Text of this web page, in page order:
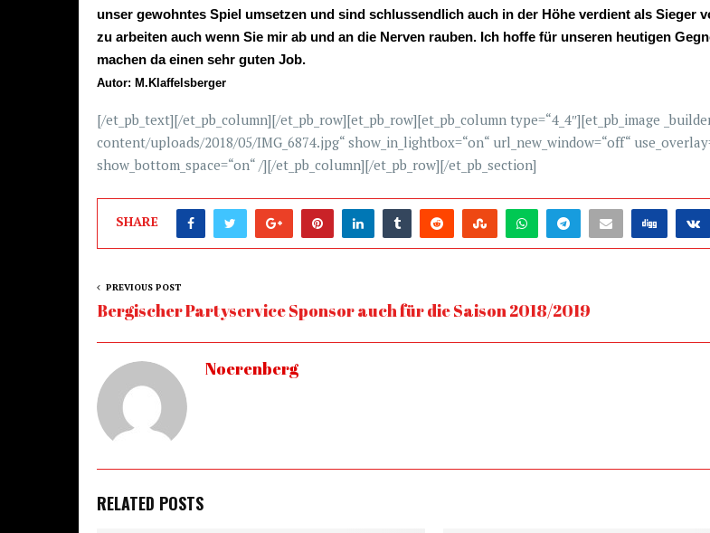
unser gewohntes Spiel umsetzen und sind schlussendlich auch in der Höhe verdient als Sieger
zu arbeiten auch wenn Sie mir ab und an die Nerven rauben. Ich hoffe für unseren heutigen
machen da einen sehr guten Job.
Autor: M.Klaffelsberger
[/et_pb_text][/et_pb_column][/et_pb_row][et_pb_row][et_pb_column type=“4_4″][et_pb_image
content/uploads/2018/05/IMG_6874.jpg“ show_in_lightbox=“on“ url_new_window=“off“
show_bottom_space=“on“ /][/et_pb_column][/et_pb_row][/et_pb_section]
SHARE
PREVIOUS POST
Bergischer Partyservice Sponsor auch für die Saison 2018/2019
Noerenberg
RELATED POSTS